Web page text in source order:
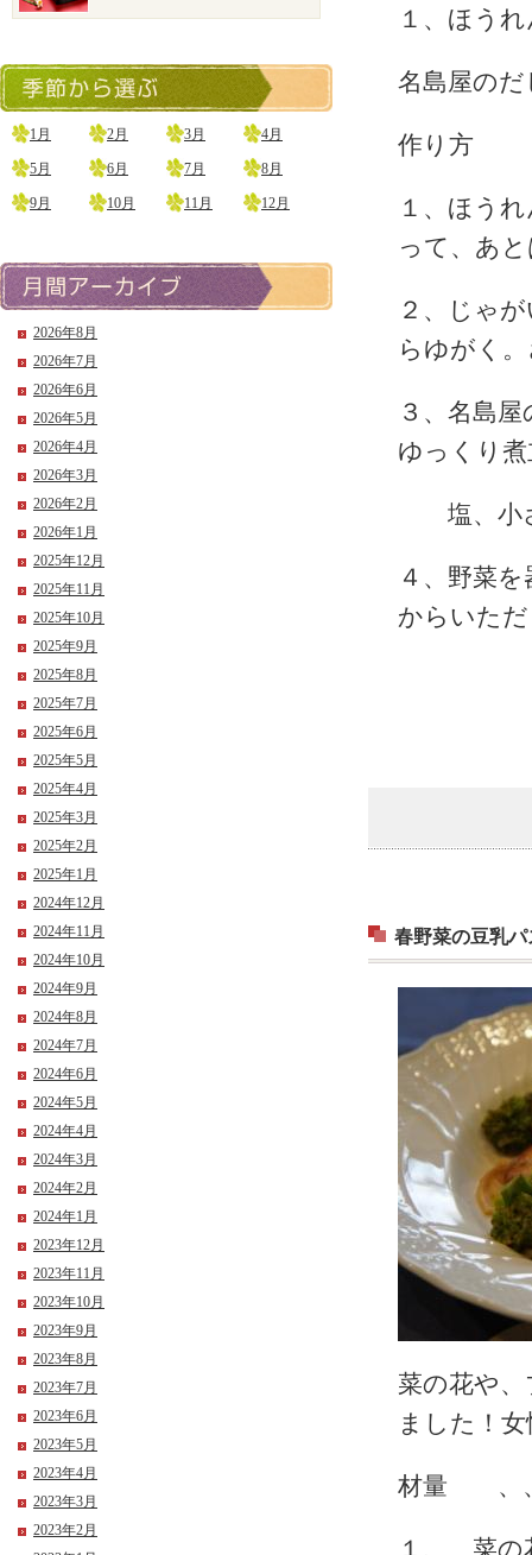
１、ほう
名島屋のだ
作り方
１、ほう
って、あ
２、じゃ
らゆがく
３、名島
ゆっくり
塩、小さ
４、野菜
からいた
春野菜の豆乳
菜の花や
ました！
材量 、
１、 菜
1月 2月 3月 4月
5月 6月 7月 8月
9月 10月 11月 12月
2026年8月
2026年7月
2026年6月
2026年5月
2026年4月
2026年3月
2026年2月
2026年1月
2025年12月
2025年11月
2025年10月
2025年9月
2025年8月
2025年7月
2025年6月
2025年5月
2025年4月
2025年3月
2025年2月
2025年1月
2024年12月
2024年11月
2024年10月
2024年9月
2024年8月
2024年7月
2024年6月
2024年5月
2024年4月
2024年3月
2024年2月
2024年1月
2023年12月
2023年11月
2023年10月
2023年9月
2023年8月
2023年7月
2023年6月
2023年5月
2023年4月
2023年3月
2023年2月